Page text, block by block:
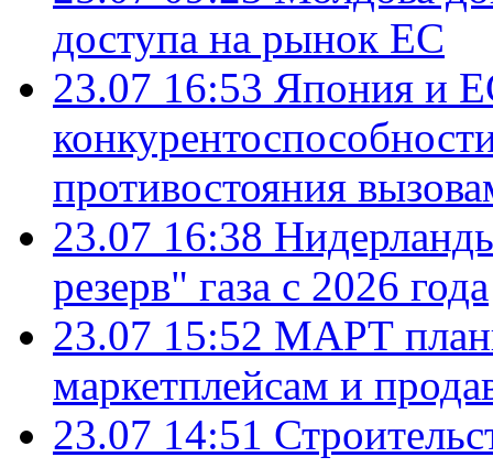
доступа на рынок ЕС
23.07 16:53 Япония и
противостояния
23.07 16:38
резерв" газа с 2026 года
23.07 15:52 МАРТ
маркетплейсам и
23.07 14:51